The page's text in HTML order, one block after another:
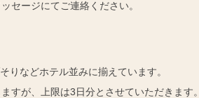
セージにてご連絡ください。
りなどホテル並みに揃えています。
すが、上限は3日分とさせていただきます。